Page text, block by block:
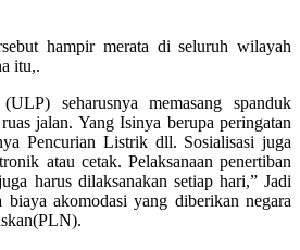
hampir merata di seluruh wilayah
itu,.
seharusnya memasang spanduk
jalan. Yang Isinya berupa peringatan
Pencurian Listrik dll. Sosialisasi juga
atau cetak. Pelaksanaan penertiban
harus dilaksanakan setiap hari,” Jadi
biaya akomodasi yang diberikan negara